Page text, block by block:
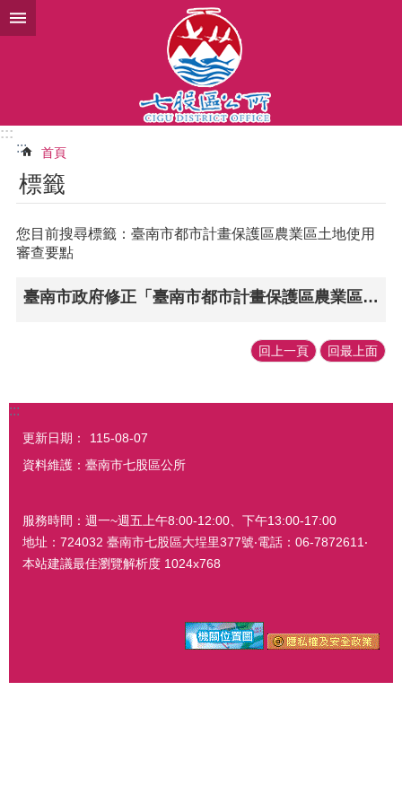
跳到主要內容區塊
:::
:::
首頁
標籤
您目前搜尋標籤：臺南市都市計畫保護區農業區土地使用
審查要點
臺南市政府修正「臺南市都市計畫保護區農業區土地使用審查要點」並即日生效
回上一頁 回最上面
:::
更新日期：
115-08-07
資料維護：臺南市七股區公所
服務時間：週一~週五上午8:00-12:00、下午13:00-17:00
地址：724032 臺南市七股區大埕里377號‧電話：06-7872611‧
本站建議最佳瀏覽解析度 1024x768